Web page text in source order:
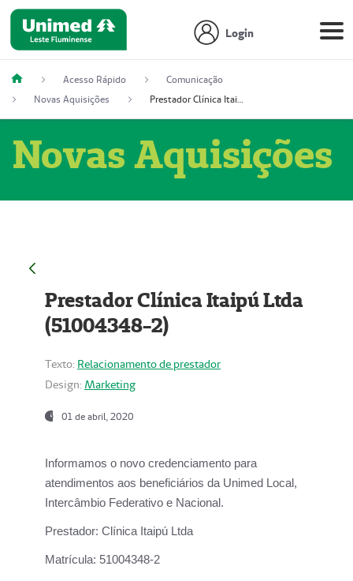
Login
Acesso Rápido
Comunicação
Novas Aquisições
Prestador Clínica Itaipú Ltda (51004348-2)
Novas Aquisições
Prestador Clínica Itaipú Ltda
(51004348-2)
Texto: Relacionamento de prestador
Design: Marketing
01 de abril, 2020
Informamos o novo credenciamento para
atendimentos aos beneficiários da Unimed Local,
Intercâmbio Federativo e Nacional.
Prestador: Clínica Itaipú Ltda
Matrícula: 51004348-2